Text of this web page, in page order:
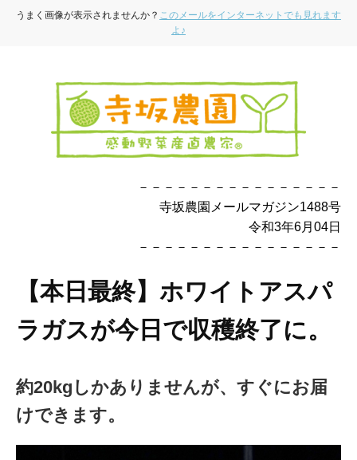
うまく画像が表示されませんか？ このメールをインターネットでも見れます
よ♪
－－－－－－－－－－－－－－－－
寺坂農園メールマガジン1488号
令和3年6月04日
－－－－－－－－－－－－－－－－
【本日最終】ホワイトアスパ
ラガスが今日で収穫終了に。
約20kgしかありませんが、すぐにお届
けできます。